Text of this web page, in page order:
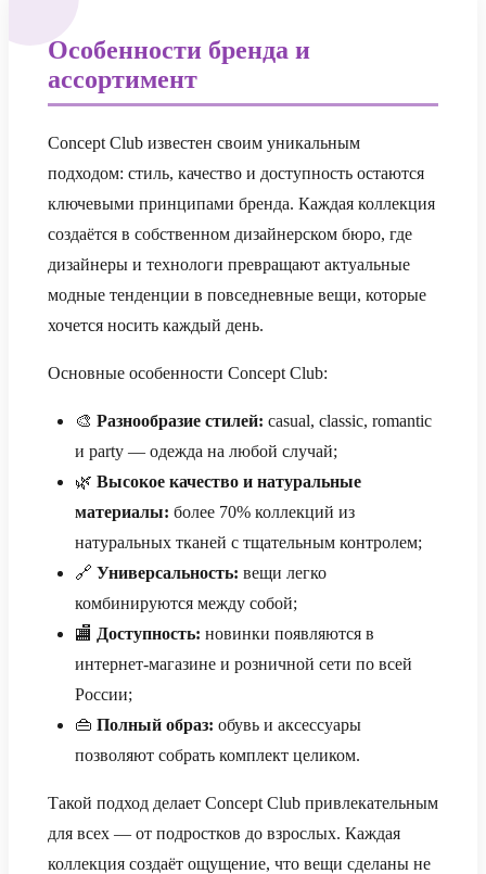
Особенности бренда и
ассортимент
Concept Club известен своим уникальным
подходом: стиль, качество и доступность остаются
ключевыми принципами бренда. Каждая коллекция
создаётся в собственном дизайнерском бюро, где
дизайнеры и технологи превращают актуальные
модные тенденции в повседневные вещи, которые
хочется носить каждый день.
Основные особенности Concept Club:
🎨 Разнообразие стилей: casual, classic, romantic
и party — одежда на любой случай;
🌿 Высокое качество и натуральные
материалы: более 70% коллекций из
натуральных тканей с тщательным контролем;
🔗 Универсальность: вещи легко
комбинируются между собой;
🏬 Доступность: новинки появляются в
интернет-магазине и розничной сети по всей
России;
👜 Полный образ: обувь и аксессуары
позволяют собрать комплект целиком.
Такой подход делает Concept Club привлекательным
для всех — от подростков до взрослых. Каждая
коллекция создаёт ощущение, что вещи сделаны не